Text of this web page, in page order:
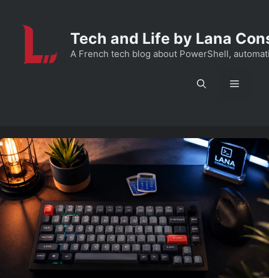
Tech and Life by Lana
A French tech blog about PowerShell,
Menu